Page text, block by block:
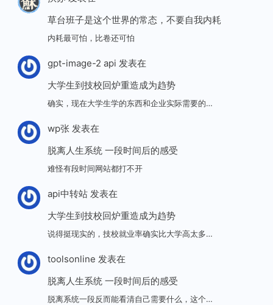
草台班子是这个世界的常态，不要自我内耗
内耗最可怕，比卷还可怕
gpt-image-2 api 发表在
大学生到技校回炉重造成为趋势
确实，现在大学生学的东西和企业实际需要的…
wp张发表在
脱离人生系统 一段时间后的感受
难怪有段时间网站都打不开
api中转站发表在
大学生到技校回炉重造成为趋势
说得挺现实的，技校就业率确实比大学高太多…
toolsonline 发表在
脱离人生系统 一段时间后的感受
脱离系统一段反而能看清自己需要什么，这个…